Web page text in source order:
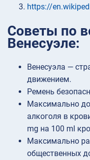
https://
Советы по
Венесуэле:
Венесуэла —
движением.
Ремень
Максимально
алкоголя в
mg на 100 ml
Максимально
общественных